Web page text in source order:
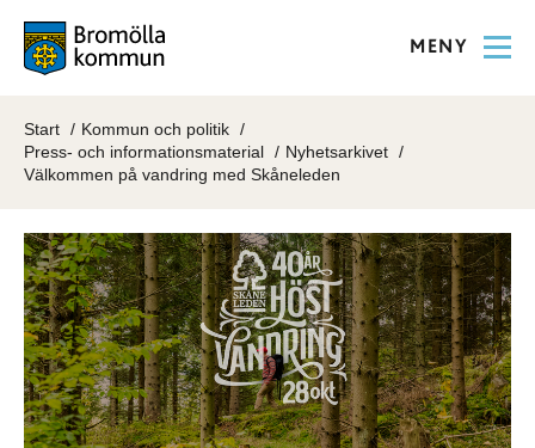
MENY
Start
Kommun och politik
Press- och informationsmaterial
Nyhetsarkivet
Välkommen på vandring med Skåneleden